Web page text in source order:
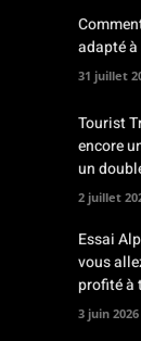
adapté
31 juillet
Tourist
encore
un
2 juillet
Essai
vous
profité à
3 juin 2026